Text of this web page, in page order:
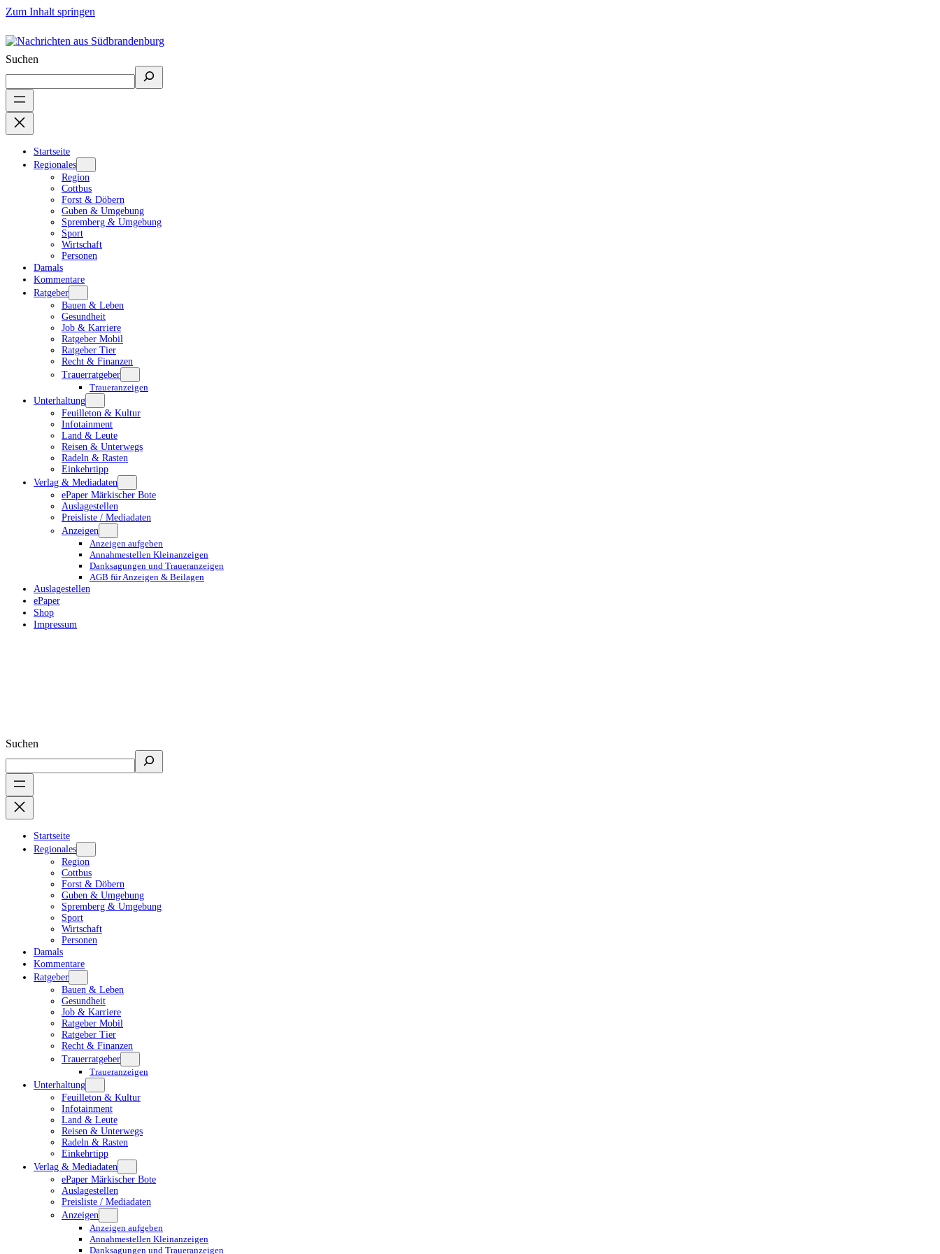
Zum Inhalt springen
Suchen
Startseite
Regionales
Region
Cottbus
Forst & Döbern
Guben & Umgebung
Spremberg & Umgebung
Sport
Wirtschaft
Personen
Damals
Kommentare
Ratgeber
Bauen & Leben
Gesundheit
Job & Karriere
Ratgeber Mobil
Ratgeber Tier
Recht & Finanzen
Trauerratgeber
Traueranzeigen
Unterhaltung
Feuilleton & Kultur
Infotainment
Land & Leute
Reisen & Unterwegs
Radeln & Rasten
Einkehrtipp
Verlag & Mediadaten
ePaper Märkischer Bote
Auslagestellen
Preisliste / Mediadaten
Anzeigen
Anzeigen aufgeben
Annahmestellen Kleinanzeigen
Danksagungen und Traueranzeigen
AGB für Anzeigen & Beilagen
Auslagestellen
ePaper
Shop
Impressum
Suchen
Startseite
Regionales
Region
Cottbus
Forst & Döbern
Guben & Umgebung
Spremberg & Umgebung
Sport
Wirtschaft
Personen
Damals
Kommentare
Ratgeber
Bauen & Leben
Gesundheit
Job & Karriere
Ratgeber Mobil
Ratgeber Tier
Recht & Finanzen
Trauerratgeber
Traueranzeigen
Unterhaltung
Feuilleton & Kultur
Infotainment
Land & Leute
Reisen & Unterwegs
Radeln & Rasten
Einkehrtipp
Verlag & Mediadaten
ePaper Märkischer Bote
Auslagestellen
Preisliste / Mediadaten
Anzeigen
Anzeigen aufgeben
Annahmestellen Kleinanzeigen
Danksagungen und Traueranzeigen